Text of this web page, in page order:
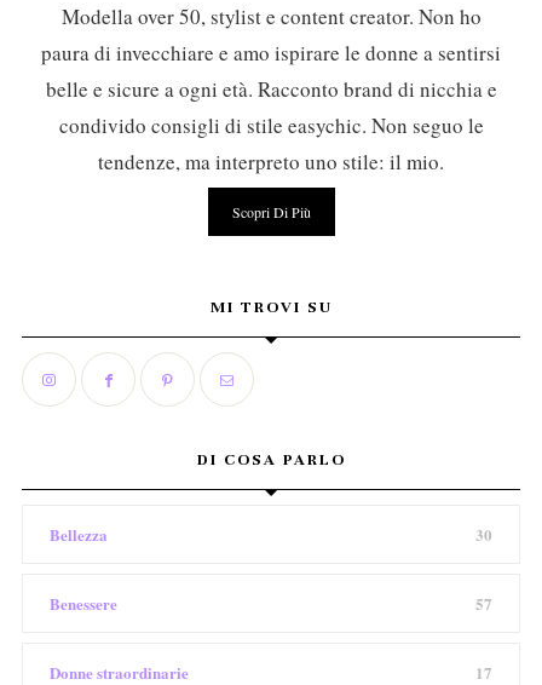
Modella over 50, stylist e content creator. Non ho
paura di invecchiare e amo ispirare le donne a sentirsi
belle e sicure a ogni età. Racconto brand di nicchia e
condivido consigli di stile easychic. Non seguo le
tendenze, ma interpreto uno stile: il mio.
Scopri Di Più
MI TROVI SU
DI COSA PARLO
Bellezza 30
Benessere 57
Donne straordinarie 17